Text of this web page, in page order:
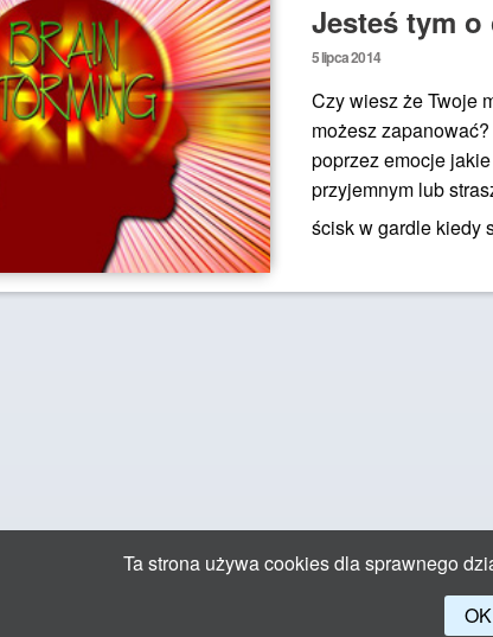
Jesteś tym
Posted
5 lipca 2014
Czy wiesz że Twoje
możesz
poprzez emocje
przyjemnym lub
ścisk w gardle kiedy
Ta strona używa cookies dla sprawnego
OK